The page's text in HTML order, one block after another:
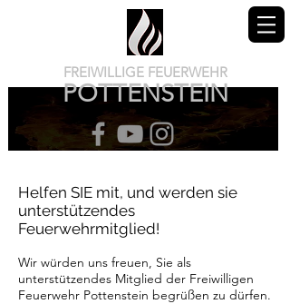
FREIWILLIGE FEUERWEHR
POTTENSTEIN
Helfen SIE mit, und werden sie
unterstützendes
Feuerwehrmitglied!
Wir würden uns freuen, Sie als
unterstützendes Mitglied der Freiwilligen
Feuerwehr Pottenstein begrüßen zu dürfen.